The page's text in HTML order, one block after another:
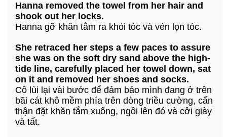
Hanna removed the towel from her hair and
shook out her locks.
Hanna gỡ khăn tắm ra khỏi tóc và vén lọn tóc.
She retraced her steps a few paces to assure
she was on the soft dry sand above the high-
tide line, carefully placed her towel down, sat
on it and removed her shoes and socks.
Cô lùi lại vài bước để đảm bảo mình đang ở trên
bãi cát khô mềm phía trên dòng triều cường, cẩn
thận đặt khăn tắm xuống, ngồi lên đó và cởi giày
và tất.